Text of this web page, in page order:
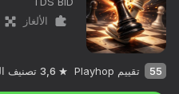
الألغاز
55 تقييم Playhop 3,6 تصنيف